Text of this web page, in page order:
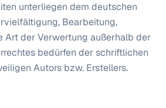
unterliegen dem deutschen
Bearbeitung,
Art der Verwertung außerhalb der
bedürfen der schriftlichen
Autors bzw. Erstellers.